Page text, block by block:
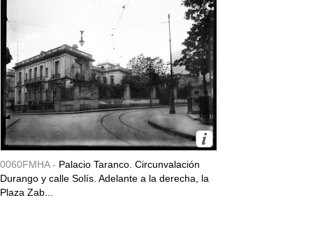
0060FMHA - Palacio Taranco. Circunvalación
Durango y calle Solís. Adelante a la derecha, la
Plaza Zab...